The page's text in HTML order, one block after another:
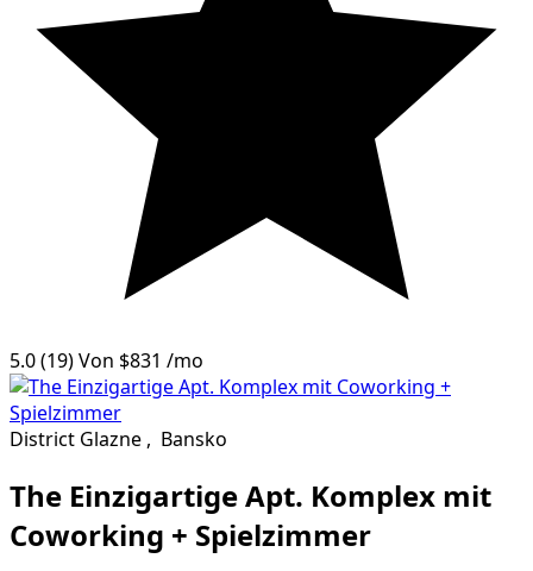
5.0(19)Von $831 /mo
District Glazne , Bansko
The Einzigartige Apt. Komplex mit
Coworking + Spielzimmer